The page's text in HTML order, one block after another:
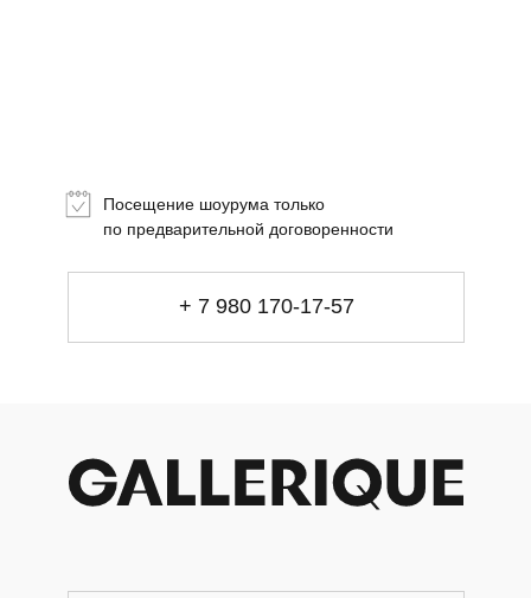
+ 7 980 170-17-57
Посещение шоурума только
по предварительной договоренности
Магазин-галерея винтажных предметов и
+ 7 980 170-17-57